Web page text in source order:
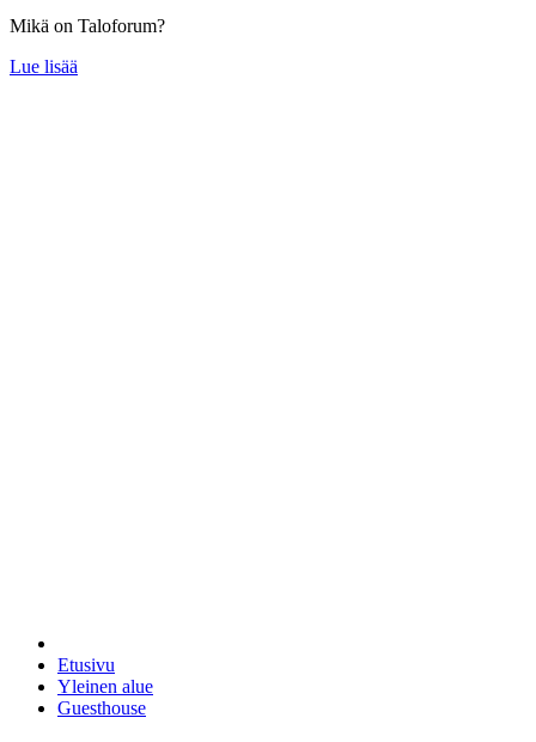
Mikä on Taloforum?
Lue lisää
Etusivu
Yleinen alue
Guesthouse